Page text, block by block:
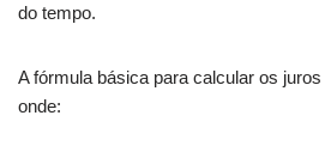
do tempo.
A fórmula básica para calcular os
onde: